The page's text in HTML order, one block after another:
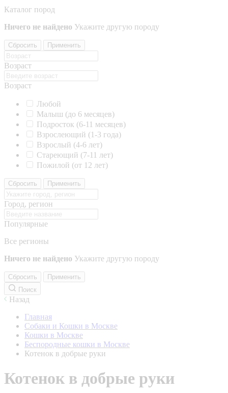
Каталог пород
Ничего не найдено Укажите другую породу
Сбросить Применить
Возраст
Возраст
Любой
Малыш (до 6 месяцев)
Подросток (6-11 месяцев)
Взрослеющий (1-3 года)
Взрослый (4-6 лет)
Стареющий (7-11 лет)
Пожилой (от 12 лет)
Сбросить Применить
Город, регион
Популярные
Все регионы
Ничего не найдено Укажите другую породу
Сбросить
Применить
Поиск
Назад
Главная
Собаки и Кошки в Москве
Кошки в Москве
Беспородные кошки в Москве
Котенок в добрые руки
Котенок в добрые руки